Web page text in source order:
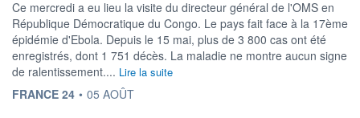
Ce mercredi a eu lieu la visite du directeur général de l'OMS en
République Démocratique du Congo. Le pays fait face à la 17ème
épidémie d'Ebola. Depuis le 15 mai, plus de 3 800 cas ont été
enregistrés, dont 1 751 décès. La maladie ne montre aucun signe
de ralentissement.... Lire la suite
INFORMATION FOURNIE PAR
FRANCE 24 • 05 AOÛT